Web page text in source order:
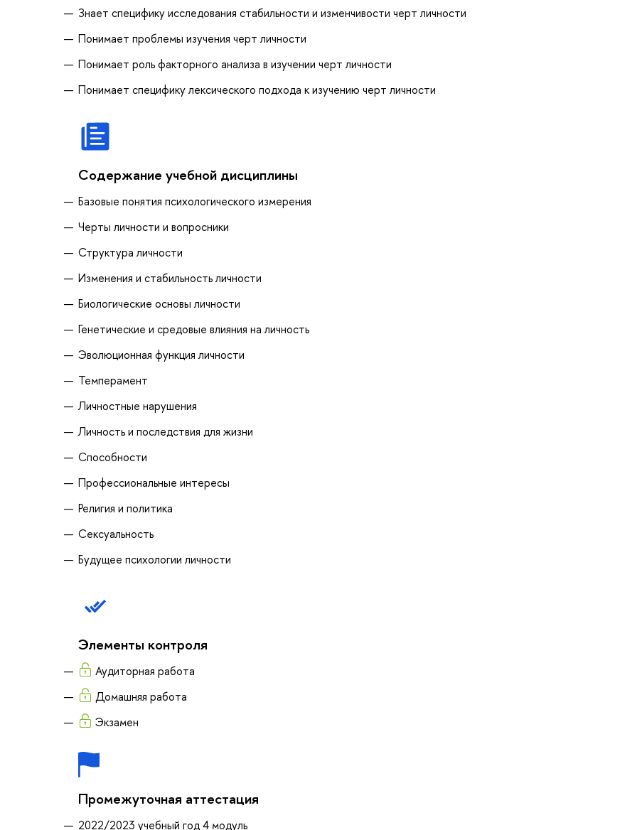
Знает специфику исследования стабильности и изменчивости черт личности
Понимает проблемы изучения черт личности
Понимает роль факторного анализа в изучении черт личности
Понимает специфику лексического подхода к изучению черт личности
Содержание учебной дисциплины
Базовые понятия психологического измерения
Черты личности и вопросники
Структура личности
Изменения и стабильность личности
Биологические основы личности
Генетические и средовые влияния на личность
Эволюционная функция личности
Темперамент
Личностные нарушения
Личность и последствия для жизни
Способности
Профессиональные интересы
Религия и политика
Сексуальность
Будущее психологии личности
Элементы контроля
Аудиторная работа
Домашняя работа
Экзамен
Промежуточная аттестация
2022/2023 учебный год 4 модуль